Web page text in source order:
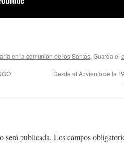
en la comunión de los Santos. Guarda el
Desde el Adviento de la
será publicada. Los campos